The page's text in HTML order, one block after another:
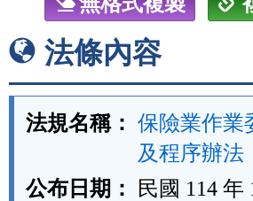
法條內容
法規名稱： 保險業作業
及程序辦法
公布日期：
民國 114 年